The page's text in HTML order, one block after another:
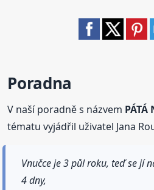
Poradna
V naší poradně s názvem PÁTÁ
tématu vyjádřil uživatel Jana
Vnučce je 3 půl roku, teď se jí
4 dny,